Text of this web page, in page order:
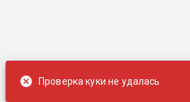
Проверка куки не удалась